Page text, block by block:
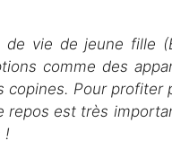
de vie de jeune
comme des
Pour
est très
!